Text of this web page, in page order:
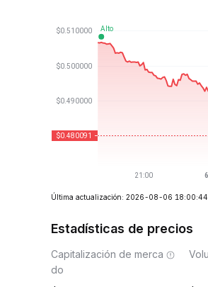
Última actualización: 2026-08-06 18:00:44
Estadísticas de precios
Capitalización de merca
do